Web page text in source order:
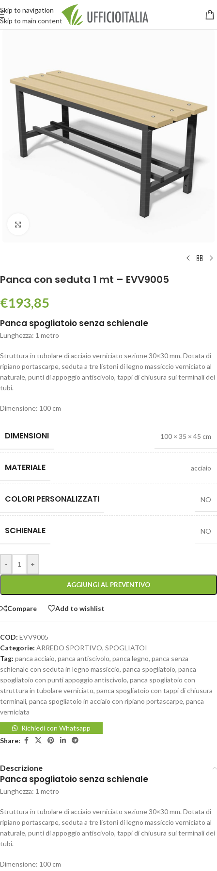
Skip to navigation
Skip to main content
Panca con seduta 1 mt – EVV9005
€193,85
Panca spogliatoio senza schienale
Lunghezza: 1 metro
Struttura in tubolare di acciaio verniciato sezione 30×30 mm. Dotata di
ripiano portascarpe, seduta a tre listoni di legno massiccio verniciato al
naturale, punti di appoggio antiscivolo, tappi di chiusura sui terminali dei
tubi.
Dimensione: 100 cm
DIMENSIONI 100 × 35 × 45 cm
MATERIALE acciaio
COLORI PERSONALIZZATI NO
SCHIENALE NO
- +
AGGIUNGI AL PREVENTIVO
Compare Add to wishlist
COD: EVV9005
Categorie: ARREDO SPORTIVO, SPOGLIATOI
Tag: panca acciaio, panca antiscivolo, panca legno, panca senza
schienale con seduta in legno massiccio, panca spogliatoio, panca
spogliatoio con punti appoggio antiscivolo, panca spogliatoio con
struttura in tubolare verniciato, panca spogliatoio con tappi di chiusura
terminali, panca spogliatoio in acciaio con ripiano portascarpe, panca
verniciata
Richiedi con Whatsapp
Share:
Descrizione
Panca spogliatoio senza schienale
Lunghezza: 1 metro
Struttura in tubolare di acciaio verniciato sezione 30×30 mm. Dotata di
ripiano portascarpe, seduta a tre listoni di legno massiccio verniciato al
naturale, punti di appoggio antiscivolo, tappi di chiusura sui terminali dei
tubi.
Dimensione: 100 cm